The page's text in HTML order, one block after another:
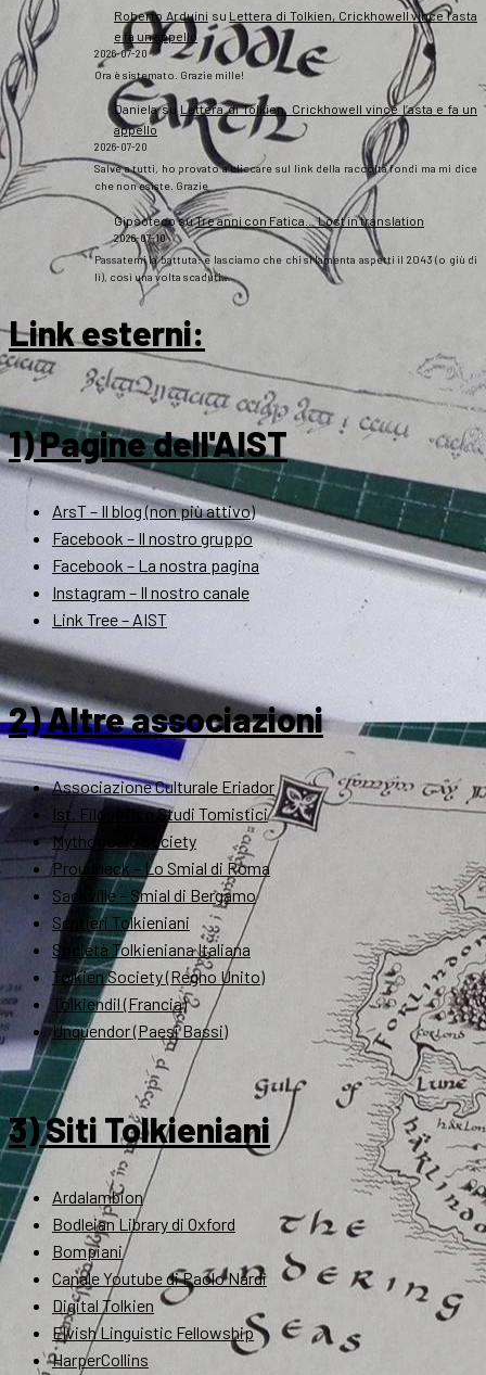
Roberto Arduini su Lettera di Tolkien, Crickhowell vince l’asta
e fa un appello
2026-07-20
Ora è sistemato. Grazie mille!
Danielasu Lettera di Tolkien, Crickhowell vince l’asta e fa un
appello
2026-07-20
Salve a tutti, ho provato a cliccare sul link della raccolta fondi ma mi dice
che non esiste. Grazie
GipsotecosuTre anni con Fatica… Lost in translation
2026-07-10
Passatemi la battuta: e lasciamo che chi si lamenta aspetti il 2043 (o giù di
lì), così una volta scaduti…
Link esterni:
1) Pagine dell'AIST
ArsT – Il blog (non più attivo)
Facebook – Il nostro gruppo
Facebook – La nostra pagina
Instagram – Il nostro canale
Link Tree – AIST
2) Altre associazioni
Associazione Culturale Eriador
Ist. Filosofico Studi Tomistici
Mythopoeic Society
Proudneck – Lo Smial di Roma
Sackville – Smial di Bergamo
Sentieri Tolkieniani
Società Tolkieniana Italiana
Tolkien Society (Regno Unito)
Tolkiendil (Francia)
Unquendor (Paesi Bassi)
3) Siti Tolkieniani
Ardalambion
Bodleian Library di Oxford
Bompiani
Canale Youtube di Paolo Nardi
Digital Tolkien
Elvish Linguistic Fellowship
HarperCollins